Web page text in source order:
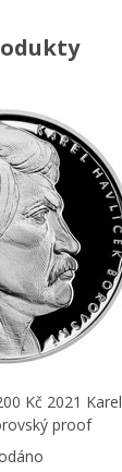
Kč 2021 Karel
proof